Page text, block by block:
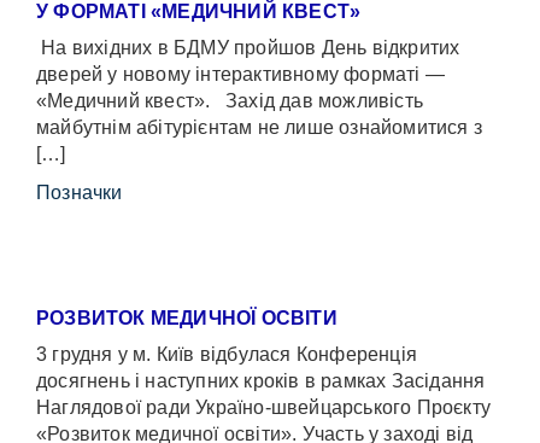
У ФОРМАТІ «МЕДИЧНИЙ КВЕСТ»
На вихідних в БДМУ пройшов День відкритих
дверей у новому інтерактивному форматі —
«Медичний квест». Захід дав можливість
майбутнім абітурієнтам не лише ознайомитися з
[…]
Позначки
РОЗВИТОК МЕДИЧНОЇ ОСВІТИ
3 грудня у м. Київ відбулася Конференція
досягнень і наступних кроків в рамках Засідання
Наглядової ради Україно-швейцарського Проєкту
«Розвиток медичної освіти». Участь у заході від